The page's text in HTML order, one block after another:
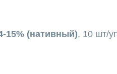
15% (нативный), 10 шт/